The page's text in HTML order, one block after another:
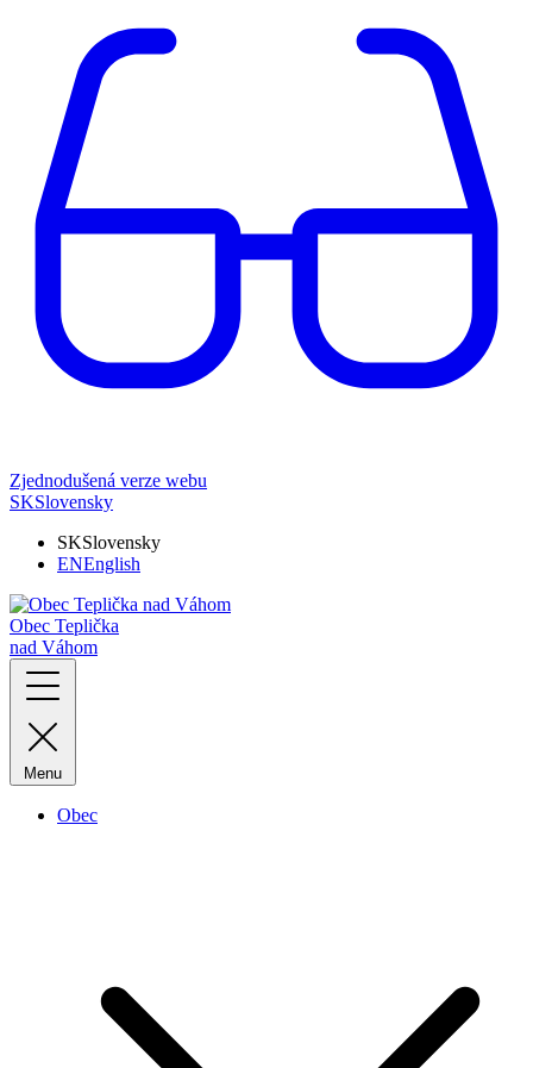
Zjednodušená verze webu
SKSlovensky
SKSlovensky
ENEnglish
Obec Teplička
nad Váhom
Menu
Obec